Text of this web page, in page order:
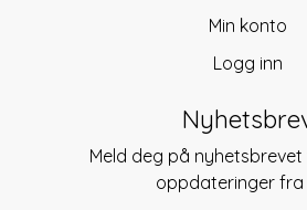
Min konto
Logg inn
Meld deg på
oppdateringer fra